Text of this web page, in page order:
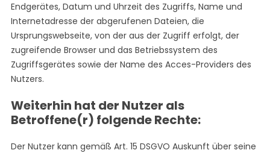
Endgerätes, Datum und Uhrzeit des Zugriffs, Name und
Internetadresse der abgerufenen Dateien, die
Ursprungswebseite, von der aus der Zugriff erfolgt, der
zugreifende Browser und das Betriebssystem des
Zugriffsgerätes sowie der Name des Acces-Providers des
Nutzers.
Weiterhin hat der Nutzer als
Betroffene(r) folgende Rechte:
Der Nutzer kann gemäß Art. 15 DSGVO Auskunft über seine